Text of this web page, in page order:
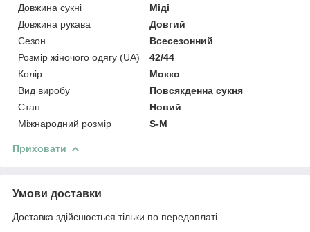
Довжина сукні
Міді
Довжина рукава
Довгий
Сезон
Всесезонний
Розмір жіночого одягу (UA)
42/44
Колір
Мокко
Вид виробу
Повсякденна сукня
Стан
Новий
Міжнародний розмір
S-M
Приховати
Умови доставки
Доставка здійснюється тільки по передоплаті.